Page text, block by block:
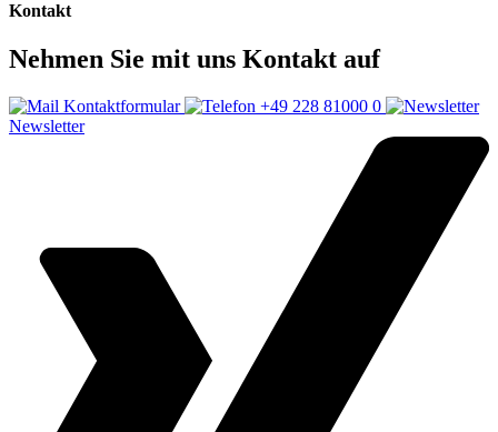
Kontakt
Nehmen Sie mit uns Kontakt auf
Kontaktformular
+49 228 81000 0
Newsletter